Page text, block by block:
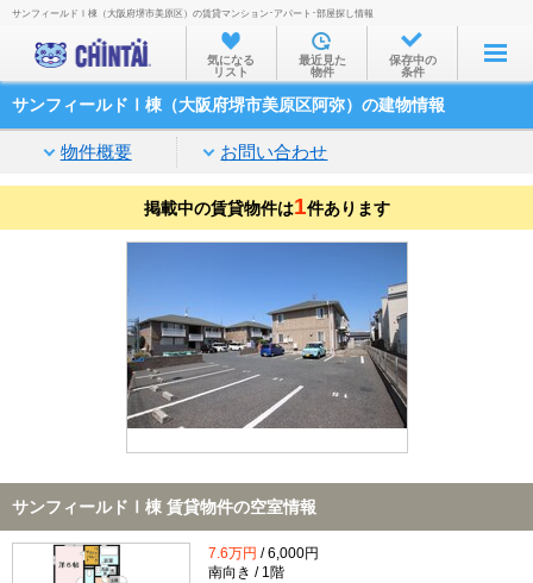
お部屋を探す
沿線・駅から
家賃相場から
通勤通学時間から
不動産会社から
TOP
サンフィールドⅠ棟（大阪府堺市美原区）の賃貸マンション･アパート･部屋探し情報
気になる
リスト
最近見た
物件
保存中の
条件
サンフィールドⅠ棟（大阪府堺市美原区阿弥）の建物情報
物件概要 お問い合わせ
掲載中の賃貸物件は1件あります
サンフィールドⅠ棟 賃貸物件の空室情報
7.6万円 / 6,000円
南向き / 1階